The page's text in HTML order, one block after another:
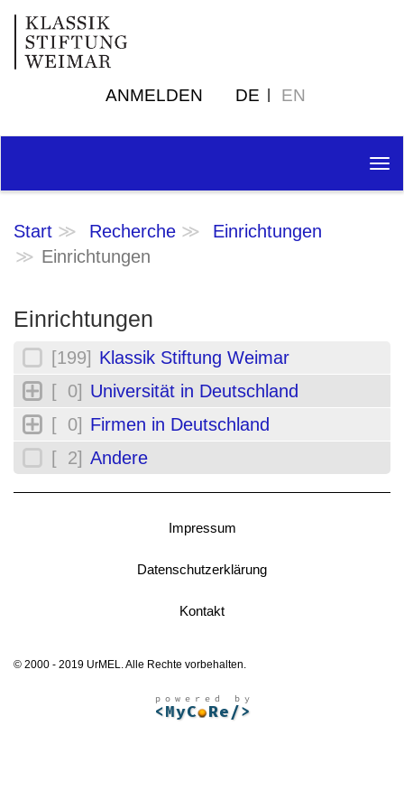
ANMELDEN DE EN
Start Recherche
Einrichtungen
Einrichtungen
Einrichtungen
[199] Klassik Stiftung Weimar
[ 0] Universität in Deutschland
[ 0] Firmen in Deutschland
[ 2] Andere
Impressum
Datenschutzerklärung
Kontakt
© 2000 - 2019 UrMEL. Alle Rechte vorbehalten.